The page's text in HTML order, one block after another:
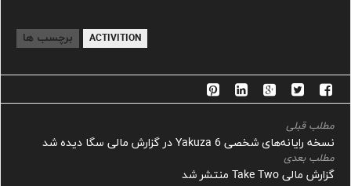
برچسب ها ACTIVITION
مطلب قبلی
نسخه رایانه‌های شخصی Yakuza 6 در گزارش مالی سگا دیده شد
مطلب بعدی
گزارش مالی Take Two منتشر شد